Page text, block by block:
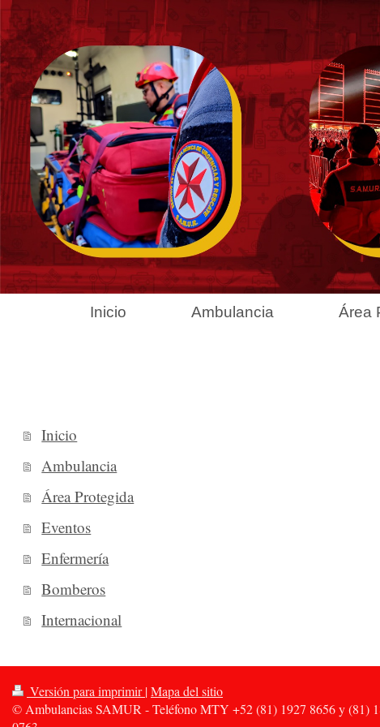
Inicio Ambulancia Área
Inicio
Ambulancia
Área Protegida
Eventos
Enfermería
Bomberos
Internacional
Versión para imprimir|Mapa del sitio
© Ambulancias SAMUR - Teléfono MTY +52 (81) 1927 8656 y (81)